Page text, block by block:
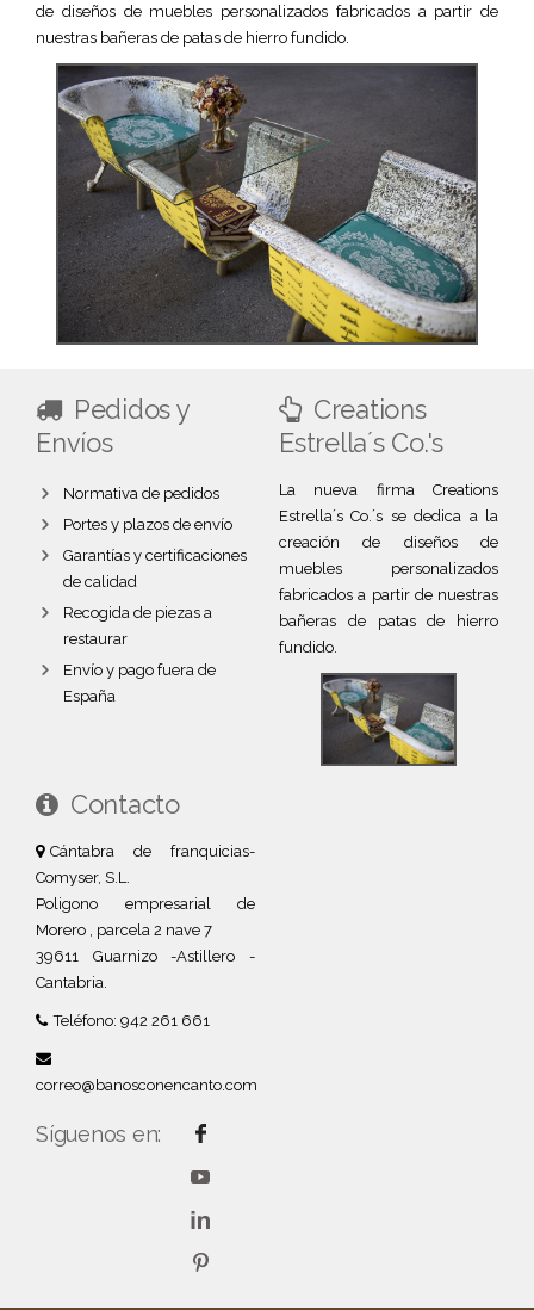
de diseños de muebles personalizados fabricados a partir de
nuestras bañeras de patas de hierro fundido.
Pedidos y
Envíos
Normativa de pedidos
Portes y plazos de envío
Garantías y certificaciones
de calidad
Recogida de piezas a
restaurar
Envío y pago fuera de
España
Creations
Estrella´s Co.'s
La nueva firma Creations
Estrella´s Co.´s se dedica a la
creación de diseños de
muebles personalizados
fabricados a partir de nuestras
bañeras de patas de hierro
fundido.
Contacto
Cántabra de franquicias-
Comyser, S.L.
Poligono empresarial de
Morero , parcela 2 nave 7
39611 Guarnizo -Astillero -
Cantabria.
Teléfono: 942 261 661
correo@banosconencanto.com
Síguenos en: